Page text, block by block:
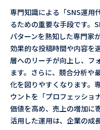
専門知識による「SNS運用
るための重要な手段です。
パターンを熟知した専門家
効果的な投稿時間や内容を
層へのリーチが向上し、フ
ます。さらに、競合分析や
化を図りやすくなります。
ウントを「プロフェッショ
価値を高め、売上の増加に
活用した運用は、企業の成